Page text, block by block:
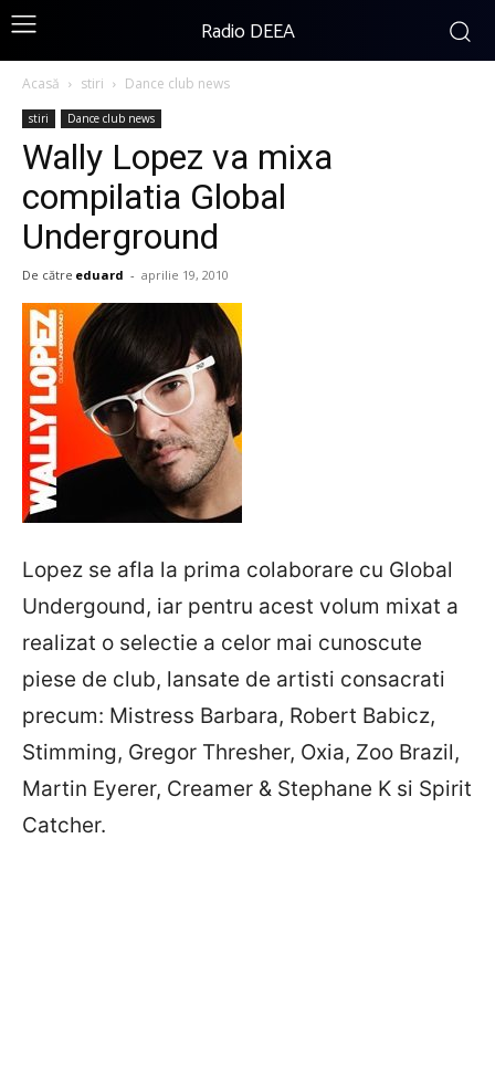
Radio DEEA
Acasă stiri Dance club news
stiri Dance club news
Wally Lopez va mixa
compilatia Global
Underground
De către eduard - aprilie 19, 2010
Lopez se afla la prima colaborare cu Global
Undergound, iar pentru acest volum mixat a
realizat o selectie a celor mai cunoscute
piese de club, lansate de artisti consacrati
precum: Mistress Barbara, Robert Babicz,
Stimming, Gregor Thresher, Oxia, Zoo Brazil,
Martin Eyerer, Creamer & Stephane K si Spirit
Catcher.